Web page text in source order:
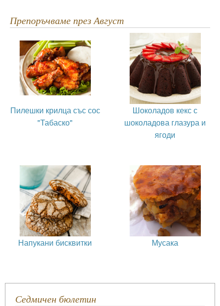
Препоръчваме през Август
Пилешки крилца със сос
"Табаско"
Шоколадов кекс с
шоколадова глазура и
ягоди
Напукани бисквитки Мусака
Седмичен бюлетин